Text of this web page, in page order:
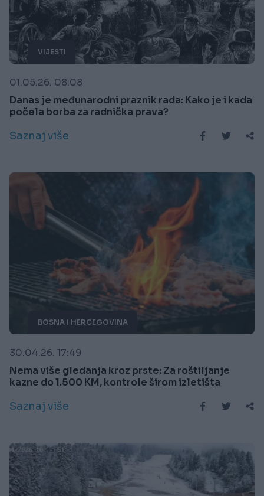
VIJESTI
01.05.26. 08:08
Danas je međunarodni praznik rada: Kako je i kada
počela borba za radnička prava?
Saznaj više
BOSNA I HERCEGOVINA
30.04.26. 17:49
Nema više gledanja kroz prste: Za roštiljanje
kazne do 1.500 KM, kontrole širom izletišta
Saznaj više